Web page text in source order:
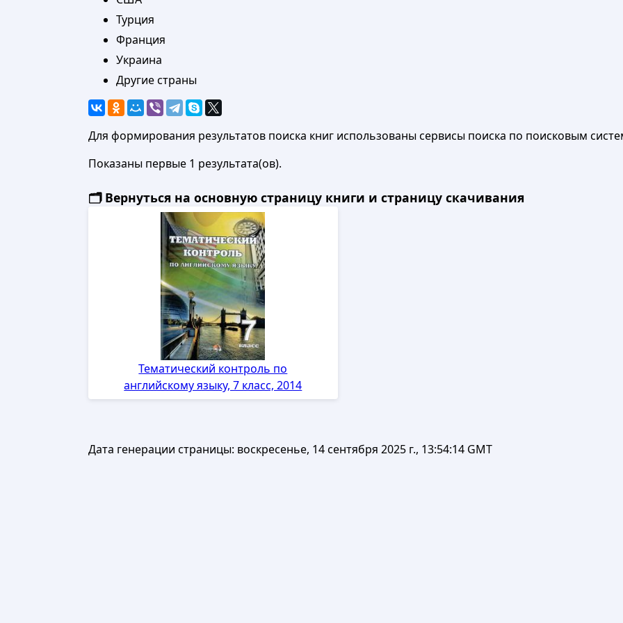
Турция
Франция
Украина
Другие страны
Для формирования результатов поиска книг использованы сервисы поиска по поисковым
Показаны первые 1 результата(ов).
🗂️ Вернуться на основную страницу книги и страницу скачивания
Тематический контроль по
английскому языку, 7 класс, 2014
Дата генерации страницы: воскресенье, 14 сентября 2025 г., 13:54:14 GMT